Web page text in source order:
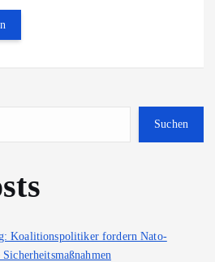
Suchen
Koalitionspolitiker fordern Nato-